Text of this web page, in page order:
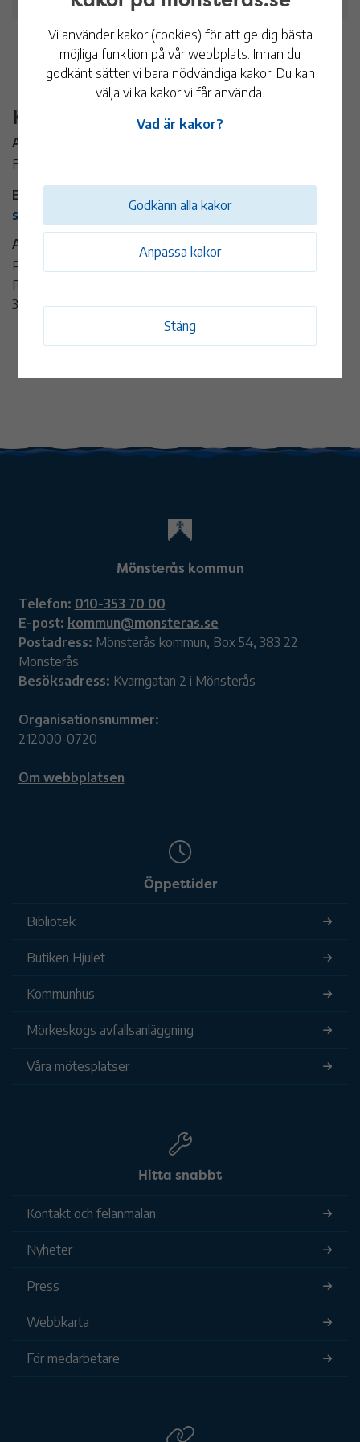
Kontaktinformation
Arrangör:
Fliseryds Sockens Samhällsförening
E-post:
skipper_otto@hotmail.com
Adress:
Patron Gustavs Trädgård
Patron Gustavs väg
384 73 Fliseryd
Mönsterås kommun
Telefon: 010-353 70 00
E-post: kommun@monsteras.se
Postadress: Mönsterås kommun, Box 54, 383 22
Mönsterås
Besöksadress: Kvarngatan 2 i Mönsterås
Organisationsnummer:
212000-0720
Om webbplatsen
Öppettider
Bibliotek
Butiken Hjulet
Kommunhus
Mörkeskogs avfallsanläggning
Våra mötesplatser
Hitta snabbt
Kontakt och felanmälan
Nyheter
Press
Webbkarta
För medarbetare
Vi använder kakor (cookies) för att ge dig bästa
möjliga funktion på vår webbplats. Innan du
godkänt sätter vi bara nödvändiga kakor. Du kan
välja vilka kakor vi får använda.
Vad är kakor?
Anpassa kakor
Stäng
Godkänn alla kakor